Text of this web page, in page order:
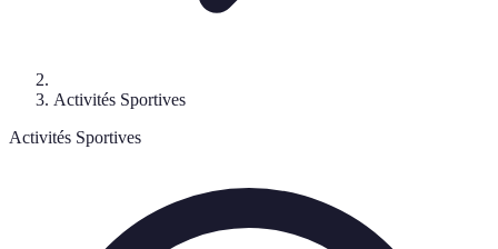
Activités Sportives
Activités Sportives